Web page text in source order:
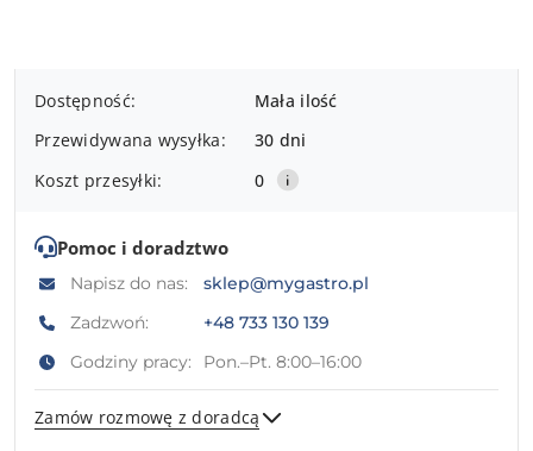
Dostępność
dostawa
Dostępność:
Mała ilość
Przewidywana wysyłka:
30 dni
Koszt przesyłki:
0
Pomoc i doradztwo
Napisz do nas:
sklep@mygastro.pl
Zadzwoń:
+48 733 130 139
Godziny pracy:
Pon.–Pt. 8:00–16:00
Zamów rozmowę z doradcą